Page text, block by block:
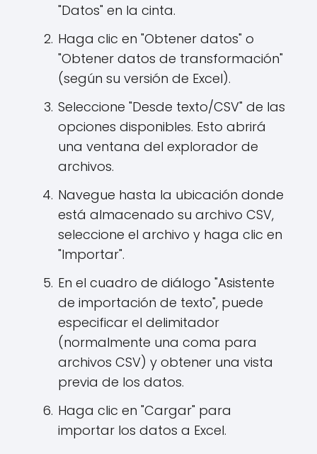
"Datos" en la cinta.
Haga clic en "Obtener datos" o
"Obtener datos de transformación"
(según su versión de Excel).
Seleccione "Desde texto/CSV" de las
opciones disponibles. Esto abrirá
una ventana del explorador de
archivos.
Navegue hasta la ubicación donde
está almacenado su archivo CSV,
seleccione el archivo y haga clic en
"Importar".
En el cuadro de diálogo "Asistente
de importación de texto", puede
especificar el delimitador
(normalmente una coma para
archivos CSV) y obtener una vista
previa de los datos.
Haga clic en "Cargar" para
importar los datos a Excel.